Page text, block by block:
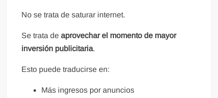
No se trata de saturar internet.
Se trata deaprovechar el momento de mayor
inversión publicitaria.
Esto puede traducirse en:
Más ingresos por anuncios